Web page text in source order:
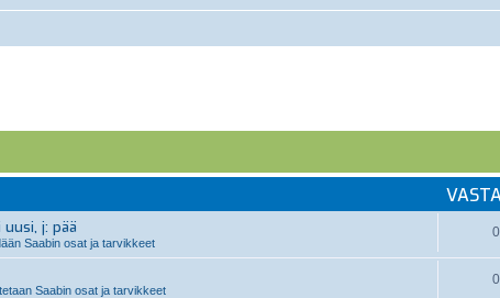
j: pää
Saabin osat ja tarvikkeet
0
Saabin osat ja tarvikkeet
0